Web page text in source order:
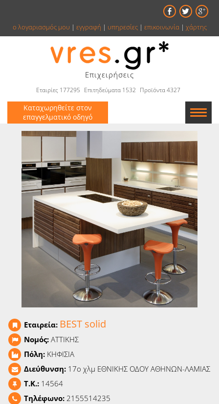
ο λογαριασμός μου | εγγραφή | υπηρεσίες| επικοινωνία| χάρτης
Επιχειρήσεις
Εταιρίες 177295 Επιτηδεύματα 1532 Προϊόντα 4327
Καταχωρηθείτε στον
επαγγελματικό οδηγό
Εταιρείες
Κατάλογος
Αγγελίες
Βιβλία
Ειδήσεις
Παιχνίδια
Ραδιόφωνο
Εταιρεία: BEST solid
Νομός: ΑΤΤΙΚΗΣ
Πόλη: ΚΗΦΙΣΙΑ
Διεύθυνση: 17o χλμ ΕΘΝΙΚΗΣ ΟΔΟΥ ΑΘΗΝΩΝ-ΛΑΜΙΑΣ
T.K.: 14564
Τηλέφωνο: 2155514235